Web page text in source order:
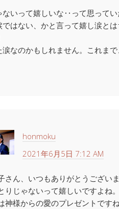
いって嬉しいな‥って思ってい
ではない、かと言って嬉し涙と
涙なのかもしれません。これま
honmoku
2021年6月5日 7:12 AM
さん、いつもありがとうございま
りじゃないって嬉しいですよね。
神様からの愛のプレゼントですね